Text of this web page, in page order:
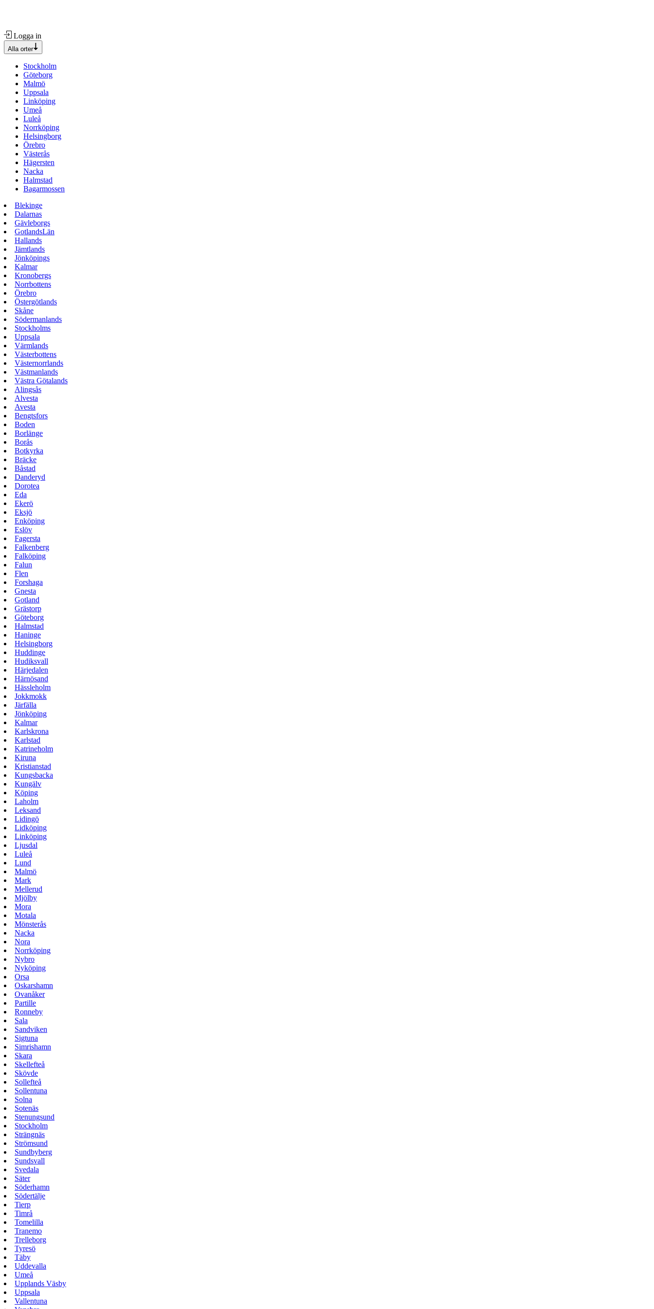
Logga in
Alla orter
Stockholm
Göteborg
Malmö
Uppsala
Linköping
Umeå
Luleå
Norrköping
Helsingborg
Örebro
Västerås
Hägersten
Nacka
Halmstad
Bagarmossen
Blekinge
Dalarnas
Gävleborgs
GotlandsLän
Hallands
Jämtlands
Jönköpings
Kalmar
Kronobergs
Norrbottens
Örebro
Östergötlands
Skåne
Södermanlands
Stockholms
Uppsala
Värmlands
Västerbottens
Västernorrlands
Västmanlands
Västra Götalands
Alingsås
Alvesta
Avesta
Bengtsfors
Boden
Borlänge
Borås
Botkyrka
Bräcke
Båstad
Danderyd
Dorotea
Eda
Ekerö
Eksjö
Enköping
Eslöv
Fagersta
Falkenberg
Falköping
Falun
Flen
Forshaga
Gnesta
Gotland
Grästorp
Göteborg
Halmstad
Haninge
Helsingborg
Huddinge
Hudiksvall
Härjedalen
Härnösand
Hässleholm
Jokkmokk
Järfälla
Jönköping
Kalmar
Karlskrona
Karlstad
Katrineholm
Kiruna
Kristianstad
Kungsbacka
Kungälv
Köping
Laholm
Leksand
Lidingö
Lidköping
Linköping
Ljusdal
Luleå
Lund
Malmö
Mark
Mellerud
Mjölby
Mora
Motala
Mönsterås
Nacka
Nora
Norrköping
Nybro
Nyköping
Orsa
Oskarshamn
Ovanåker
Partille
Ronneby
Sala
Sandviken
Sigtuna
Simrishamn
Skara
Skellefteå
Skövde
Sollefteå
Sollentuna
Solna
Sotenäs
Stenungsund
Stockholm
Strängnäs
Strömsund
Sundbyberg
Sundsvall
Svedala
Säter
Söderhamn
Södertälje
Tierp
Timrå
Tomelilla
Tranemo
Trelleborg
Tyresö
Täby
Uddevalla
Umeå
Upplands Väsby
Uppsala
Vallentuna